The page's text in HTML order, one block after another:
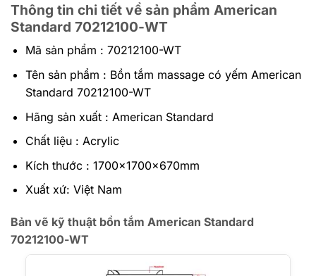
Thông tin chi tiết về sản phẩm American
Standard 70212100-WT
Mã sản phẩm : 70212100-WT
Tên sản phẩm : Bồn tắm massage có yếm American
Standard 70212100-WT
Hãng sản xuất : American Standard
Chất liệu : Acrylic
Kích thước : 1700x1700x670mm
Xuất xứ: Việt Nam
Bản vẽ kỹ thuật bồn tắm American Standard
70212100-WT